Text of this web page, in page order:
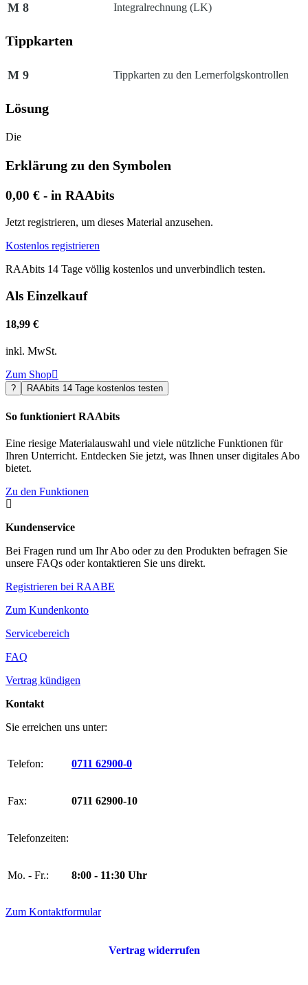
M 8 Integralrechnung (LK)
Tippkarten
M 9 Tippkarten zu den Lernerfolgskontrollen
Lösung
Die
Erklärung zu den Symbolen
0,00 € - in RAAbits
Jetzt registrieren, um dieses Material anzusehen.
Kostenlos registrieren
RAAbits 14 Tage völlig kostenlos und unverbindlich testen.
Als Einzelkauf
18,99 €
inkl. MwSt.
Zum Shop
? RAAbits 14 Tage kostenlos testen
So funktioniert RAAbits
Eine riesige Materialauswahl und viele nützliche Funktionen für
Ihren Unterricht. Entdecken Sie jetzt, was Ihnen unser digitales Abo
bietet.
Zu den Funktionen

Kundenservice
Bei Fragen rund um Ihr Abo oder zu den Produkten befragen Sie
unsere FAQs oder kontaktieren Sie uns direkt.
Registrieren bei RAABE
Zum Kundenkonto
Servicebereich
FAQ
Vertrag kündigen
Kontakt
Sie erreichen uns unter:
Telefon: 0711 62900-0
Fax: 0711 62900-10
Telefonzeiten:
Mo. - Fr.: 8:00 - 11:30 Uhr
Zum Kontaktformular
Vertrag widerrufen